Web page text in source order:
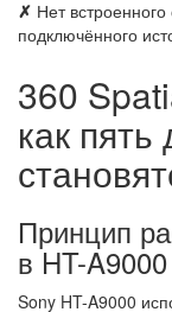
✗ Нет
подключённого
360
как
Принцип
в HT-A9000
Sony HT-A9000